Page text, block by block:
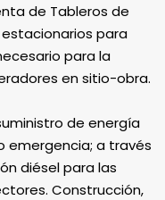
de Tableros de
para
para la
en sitio-obra.
de energía
emergencia; a través
diésel para las
Construcción,